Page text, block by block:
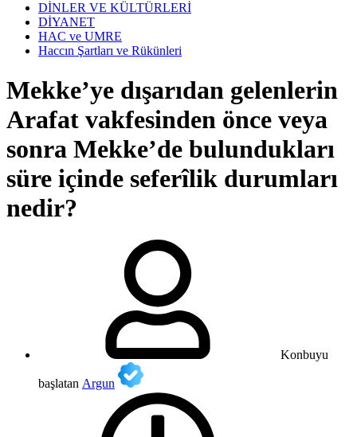
DİNLER VE KÜLTÜRLERİ
DİYANET
HAC ve UMRE
Haccın Şartları ve Rükünleri
Mekke’ye dışarıdan gelenlerin
Arafat vakfesinden önce veya
sonra Mekke’de bulundukları
süre içinde seferîlik durumları
nedir?
Konbuyu
başlatan Argun